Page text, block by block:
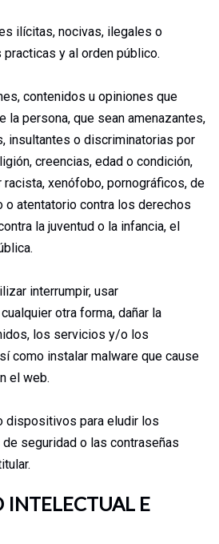
ilícitas, nocivas, ilegales o
y al orden público.
contenidos u opiniones que
la persona, que sean amenazantes,
insultantes o discriminatorias por
creencias, edad o condición,
racista, xenófobo, pornográficos, de
atentatorio contra los derechos
la juventud o la infancia, el
interrumpir, usar
otra forma, dañar la
los servicios y/o los
como instalar malware que cause
el web.
dispositivos para eludir los
seguridad o las contraseñas
INTELECTUAL E